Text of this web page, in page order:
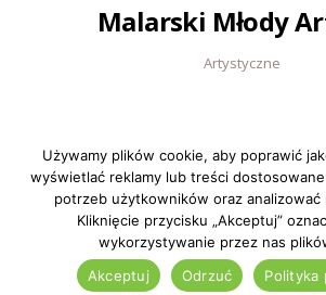
Malarski Młody
Artystyczne
Polityka prywatności / © 2022 Happy
zastrzeżone
Używamy plików cookie, aby poprawić
wyświetlać reklamy lub treści
potrzeb użytkowników oraz analizować
Kliknięcie przycisku „Akceptuj”
wykorzystywanie przez nas
Akceptuj
Odrzuć Polityka